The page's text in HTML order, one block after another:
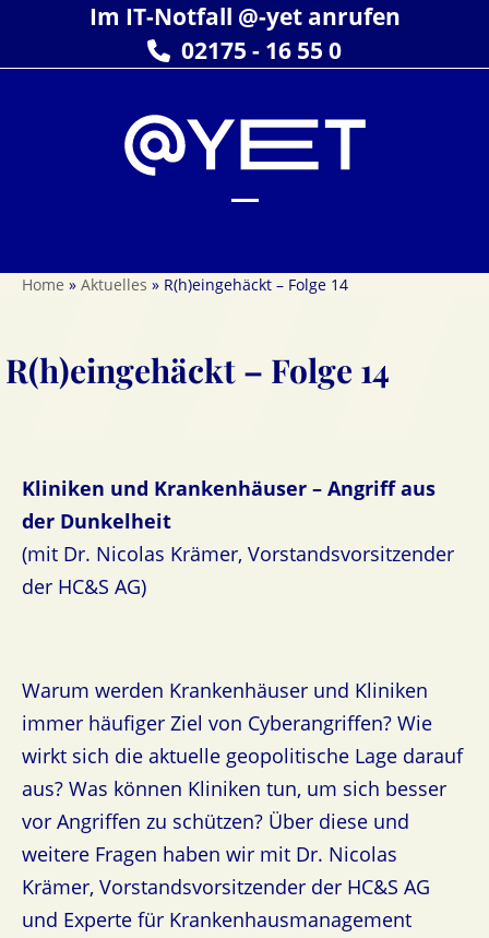
content
Im IT-Notfall @-yet anrufen
02175 - 16 55 0
menu
menu
Home » Aktuelles » R(h)eingehäckt – Folge 14
R(h)eingehäckt – Folge 14
Kliniken und Krankenhäuser – Angriff aus
der Dunkelheit
(mit Dr. Nicolas Krämer, Vorstandsvorsitzender
der HC&S AG)
Warum werden Krankenhäuser und Kliniken
immer häufiger Ziel von Cyberangriffen? Wie
wirkt sich die aktuelle geopolitische Lage darauf
aus? Was können Kliniken tun, um sich besser
vor Angriffen zu schützen? Über diese und
weitere Fragen haben wir mit Dr. Nicolas
Krämer, Vorstandsvorsitzender der HC&S AG
und Experte für Krankenhausmanagement